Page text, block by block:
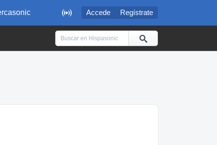
 Accede Regístrate